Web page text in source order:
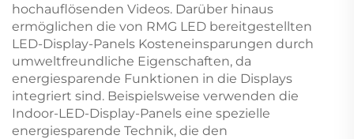
hochauflösenden Videos. Darüber hinaus
ermöglichen die von RMG LED bereitgestellten
LED-Display-Panels Kosteneinsparungen durch
umweltfreundliche Eigenschaften, da
energiesparende Funktionen in die Displays
integriert sind. Beispielsweise verwenden die
Indoor-LED-Display-Panels eine spezielle
energiesparende Technik, die den